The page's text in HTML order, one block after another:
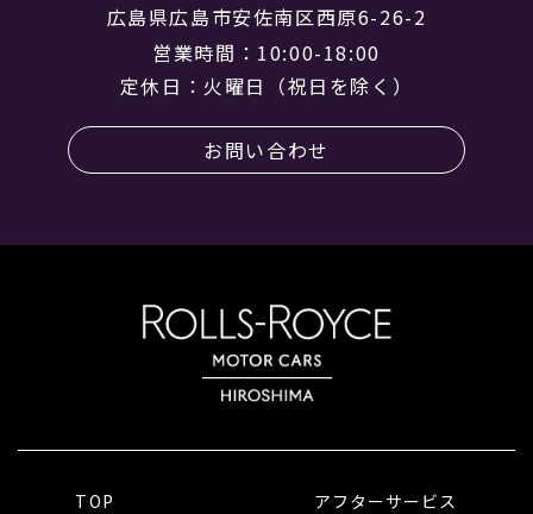
広島県広島市安佐南区西原6-26-2
営業時間：10:00-18:00
定休日：火曜日（祝日を除く）
お問い合わせ
TOP
アフターサービス